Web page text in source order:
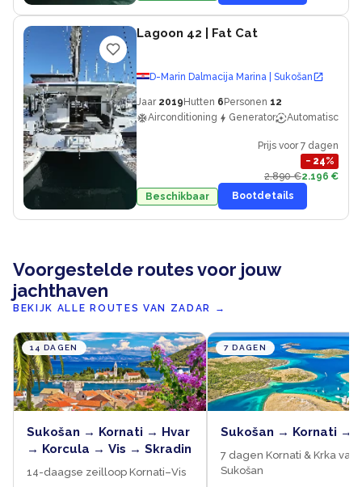
Lagoon 42 | Fat Cat
D-Marin Dalmacija Marina | Sukošan
Jaar 2019 Hutten 6 Personen 12
Airconditioning
Generator Automatische
Prijs voor 7 dagen
− 24%
2.890 €2.196 €
Beschikbaar
Bootdetails
Voorgestelde routes voor jouw
jachthaven
BEKIJK ALLE ROUTES VAN ZADAR →
14 DAGEN
Sukošan → Kornati → Hvar
→ Korcula → Vis → Skradin
14-daagse zeilloop Kornati–Vis
7 DAGEN
Sukošan → Kornati →
7 dagen Kornati & Krka
Sukošan